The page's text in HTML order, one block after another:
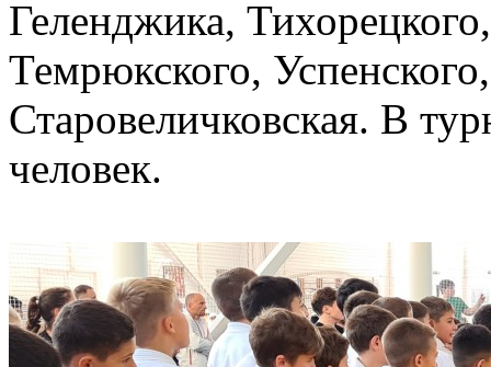
Геленджика,
Темрюкского,
Старовеличковская. В
человек.